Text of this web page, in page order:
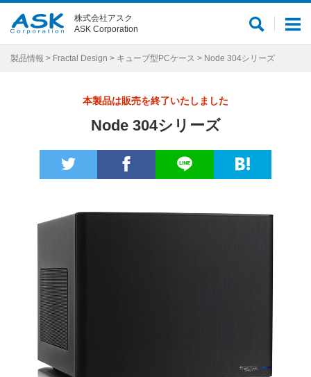
メ
サ
ト
株式会社アスク
ASK Corporation
製品情報 > Fractal Design > キューブ型PCケース > Node 304シリーズ
本製品は販売を終了いたしました
Node 304シリーズ